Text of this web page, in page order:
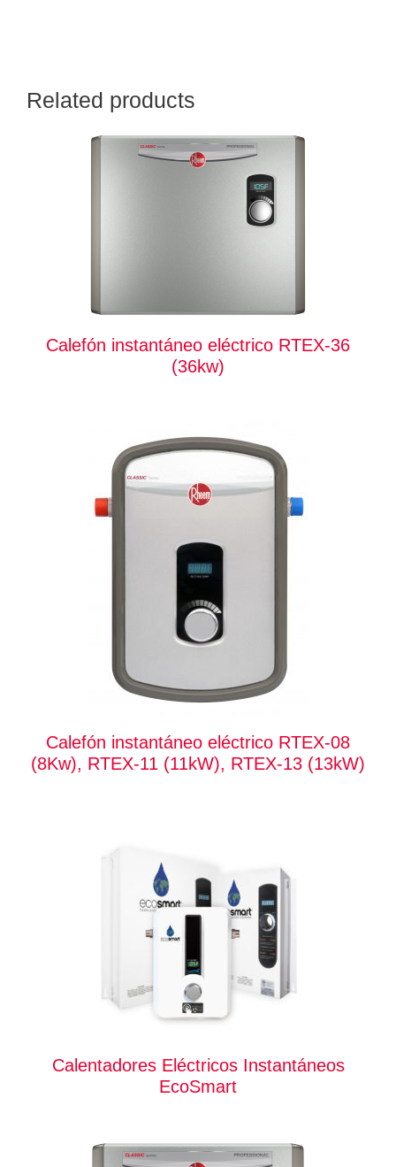
Related products
Calefón instantáneo eléctrico RTEX-36
(36kw)
Calefón instantáneo eléctrico RTEX-08
(8Kw), RTEX-11 (11kW), RTEX-13 (13kW)
Calentadores Eléctricos Instantáneos
EcoSmart